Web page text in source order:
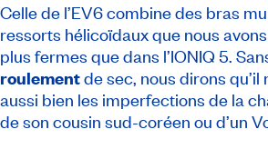
Celle de l’EV6 combine des bras
ressorts hélicoïdaux que nous
plus fermes que dans l’IONIQ 5.
roulementde sec, nous dirons qu’il
aussi bien les imperfections de la
de son cousin sud-coréen ou d’un